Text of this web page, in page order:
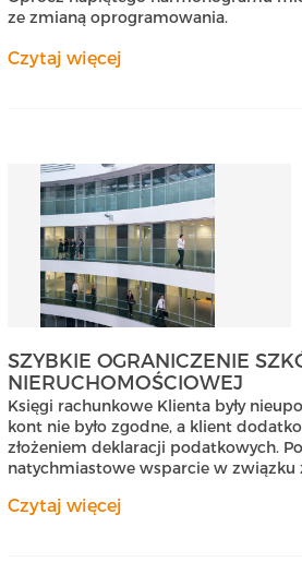
ze zmianą oprogramowania.
Czytaj więcej
SZYBKIE OGRANICZENIE
NIERUCHOMOŚCIOWEJ
Księgi rachunkowe Klienta były
kont nie było zgodne, a klient
złożeniem deklaracji podatkowych.
natychmiastowe wsparcie w związku
Czytaj więcej